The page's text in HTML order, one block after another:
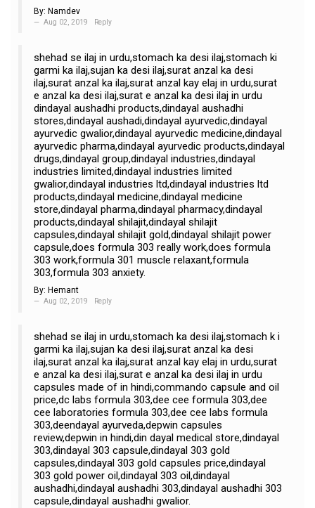
By: Namdev
Aug 02, 2019 Reply
shehad se ilaj in urdu,stomach ka desi ilaj,stomach ki
garmi ka ilaj,sujan ka desi ilaj,surat anzal ka desi
ilaj,surat anzal ka ilaj,surat anzal kay elaj in urdu,surat
e anzal ka desi ilaj,surat e anzal ka desi ilaj in urdu
dindayal aushadhi products,dindayal aushadhi
stores,dindayal aushadi,dindayal ayurvedic,dindayal
ayurvedic gwalior,dindayal ayurvedic medicine,dindayal
ayurvedic pharma,dindayal ayurvedic products,dindayal
drugs,dindayal group,dindayal industries,dindayal
industries limited,dindayal industries limited
gwalior,dindayal industries ltd,dindayal industries ltd
products,dindayal medicine,dindayal medicine
store,dindayal pharma,dindayal pharmacy,dindayal
products,dindayal shilajit,dindayal shilajit
capsules,dindayal shilajit gold,dindayal shilajit power
capsule,does formula 303 really work,does formula
303 work,formula 301 muscle relaxant,formula
303,formula 303 anxiety.
By: Hemant
Aug 02, 2019 Reply
shehad se ilaj in urdu,stomach ka desi ilaj,stomach k i
garmi ka ilaj,sujan ka desi ilaj,surat anzal ka desi
ilaj,surat anzal ka ilaj,surat anzal kay elaj in urdu,surat
e anzal ka desi ilaj,surat e anzal ka desi ilaj in urdu
capsules made of in hindi,commando capsule and oil
price,dc labs formula 303,dee cee formula 303,dee
cee laboratories formula 303,dee cee labs formula
303,deendayal ayurveda,depwin capsules
review,depwin in hindi,din dayal medical store,dindayal
303,dindayal 303 capsule,dindayal 303 gold
capsules,dindayal 303 gold capsules price,dindayal
303 gold power oil,dindayal 303 oil,dindayal
aushadhi,dindayal aushadhi 303,dindayal aushadhi 303
capsule,dindayal aushadhi gwalior.